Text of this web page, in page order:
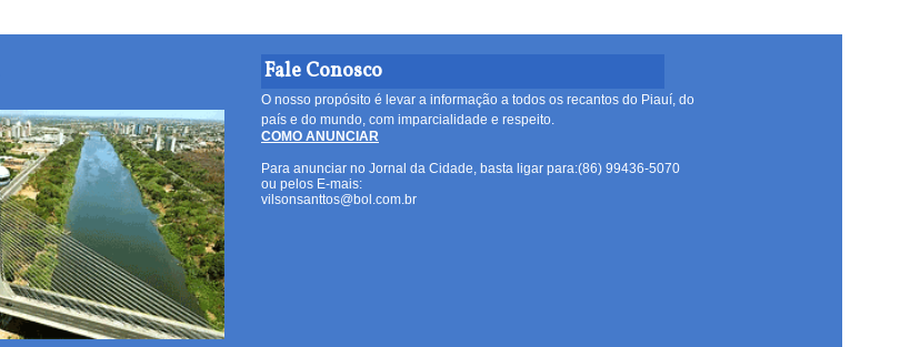
Fale Conosco
O nosso propósito é levar a informação a todos os recantos do Piauí, do
país e do mundo, com imparcialidade e respeito.
COMO ANUNCIAR
Para anunciar no Jornal da Cidade, basta ligar para:(86) 99436-5070
ou pelos E-mais:
vilsonsanttos@bol.com.br